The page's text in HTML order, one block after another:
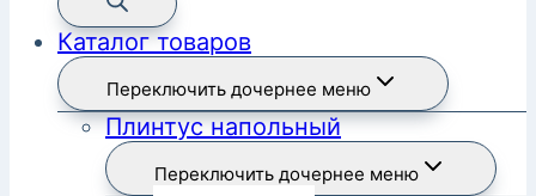
Каталог товаров
Переключить дочернее меню
Плинтус напольный
Переключить дочернее меню